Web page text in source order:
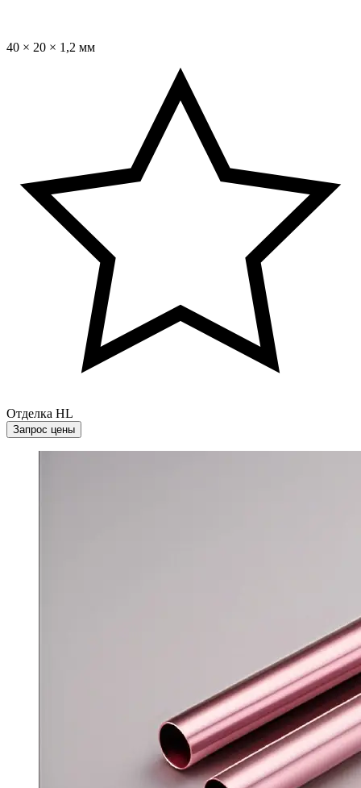
40 × 20 × 1,2 мм
Отделка HL
Запрос цены